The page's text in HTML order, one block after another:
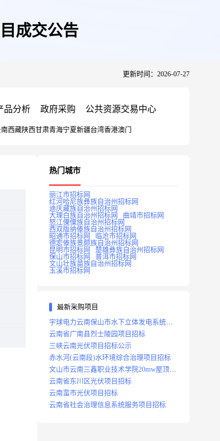
成交公告
更新时间：2026-07-27
品分析 政府采购 公共资源交易中心
西藏陕西甘肃青海宁夏新疆台湾香港澳门
热门城市
丽江市招标网
红河哈尼族彝族自治州招标网
迪庆藏族自治州招标网
大理白族自治州招标网
曲靖市招标网
怒江傈僳族自治州招标网
西双版纳傣族自治州招标网
昭通市招标网
临沧市招标网
德宏傣族景颇族自治州招标网
昆明市招标网
楚雄彝族自治州招标网
保山市招标网
普洱市招标网
文山壮族苗族自治州招标网
玉溪市招标网
最新采购项目
宇球电力云南保山市水下立体发电系统项
目招标
云南省广南县烈士陵园项目招标
三峡云南光伏项目招标公示
赤水河(云南段)水环境综合治理项目招标
文山市云南三鑫职业技术学院20mw屋顶分
布式光伏设计施工总承包(epc)项目招标
云南省东川区光伏项目招标
云南蛮市光伏项目招标
云南省社会治理信息系统服务项目招标